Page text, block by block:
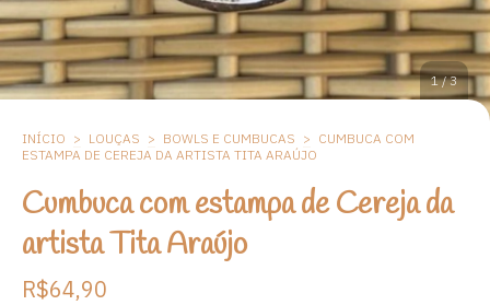
1/3
INÍCIO > LOUÇAS > BOWLS E CUMBUCAS > CUMBUCA COM
ESTAMPA DE CEREJA DA ARTISTA TITA ARAÚJO
Cumbuca com estampa de Cereja da
artista Tita Araújo
R$64,90